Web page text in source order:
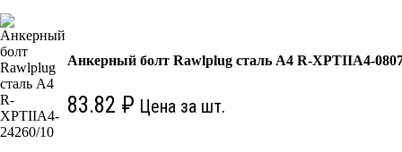
КРЕПЕЖ:
Водосточные воронки
Ремонтные кровельные воронки
Кровельные воронки с листвоуловителем
Анкерный болт Rawlplug сталь А4 R-XPTIIA4-
83.82 ₽ Цена за шт.